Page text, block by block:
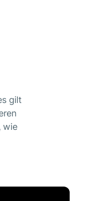
gilt
wie